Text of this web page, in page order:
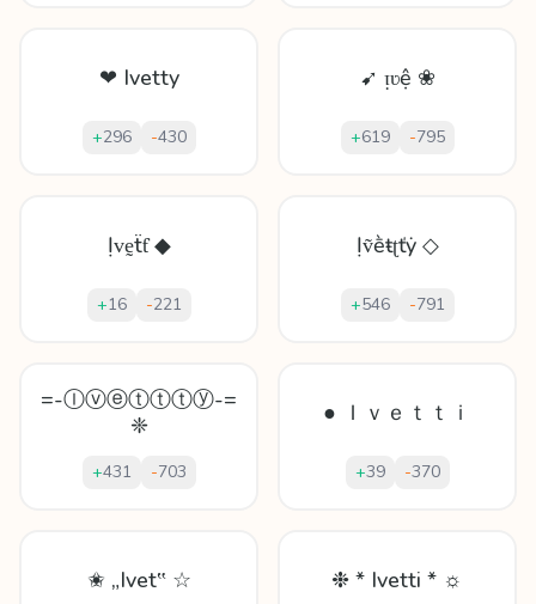
❤ Ivetty
+296 -430
➹ ᴉʋệ ❀
+619 -795
Ịᴠḛẗƭ ◆
+16 -221
Ịṽḕŧʈťẏ ◇
+546 -791
=-Ⓘⓥⓔⓣⓣⓣⓨ-=
❈
+431 -703
● Ｉｖｅｔｔｉ
+39 -370
✬ „Ivet‟ ☆ ❉ * Ivetti * ☼